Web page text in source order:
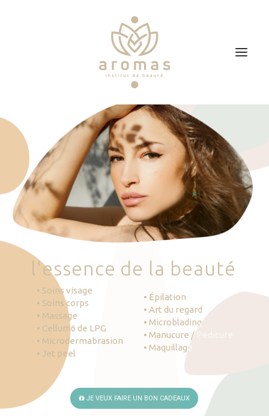
Soins
Je veux faire un bon cadeau
Plan d’accès
Prendre RDV
'essence de la beauté
• Soins visage
• Soins corps
• Massage
• Cellum6 de LPG
• Microdermabrasion
• Jet peel
• Épilation
• Art du regard
• Microblading
• Manucure / Pédicure
• Maquillage
JE VEUX FAIRE UN BON CADEAUX